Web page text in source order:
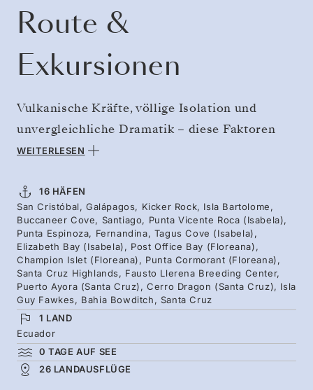
Route &
Exkursionen
Vulkanische Kräfte, völlige Isolation und
unvergleichliche Dramatik – diese Faktoren
führten zu einer sagenhaften Artenvielfalt.
Galapagosinseln – zu den ersten Höhepunkten
dieser Reise gehören das türkisfarbene Wasser
von Bartolomé und der berühmte hoch
aufragende Pinnacle Rock. Weiter westlich
liegen junge Vulkane, nährstoffreiche
Gewässer und Landschaften, in denen
Blaufußtölpel umherwatscheln und
Darwinfinken herumflattern, während die
passend benannten Weihnachtsleguane zu
dieser Jahreszeit in Grün- und Rottönen
WEITERLESEN
16 HÄFEN
San Cristóbal, Galápagos, Kicker Rock, Isla Bartolome,
Buccaneer Cove, Santiago, Punta Vicente Roca (Isabela),
Punta Espinoza, Fernandina, Tagus Cove (Isabela),
Elizabeth Bay (Isabela), Post Office Bay (Floreana),
Champion Islet (Floreana), Punta Cormorant (Floreana),
Santa Cruz Highlands, Fausto Llerena Breeding Center,
Puerto Ayora (Santa Cruz), Cerro Dragon (Santa Cruz), Isla
Guy Fawkes, Bahia Bowditch, Santa Cruz
1 LAND
Ecuador
0 TAGE AUF SEE
26 LANDAUSFLÜGE